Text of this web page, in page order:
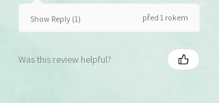
Show Reply (1) před 1 rokem
Was this review helpful?